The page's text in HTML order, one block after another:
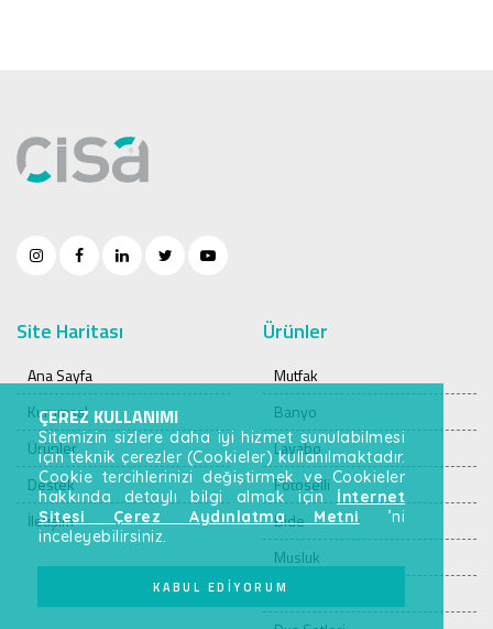
Site Haritası
Ana Sayfa
Kurumsal
Ürünler
Destek
İletişim
Ürünler
Mutfak
Banyo
Lavabo
Fotoselli
Bide
Musluk
Tamamlayıcı
ÇEREZ KULLANIMI
Sitemizin sizlere daha iyi hizmet sunulabilmesi
için teknik çerezler (Cookieler) kullanılmaktadır.
Cookie tercihlerinizi değiştirmek ve Cookieler
hakkında detaylı bilgi almak için İnternet
Sitesi Çerez Aydınlatma Metni ’ni
inceleyebilirsiniz.
KABUL EDİYORUM